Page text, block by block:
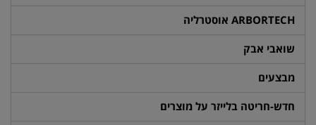
ARBORTECH אוסטרליה
שואבי אבק
מבצעים
חדש-חריטה בלייזר על מוצרים